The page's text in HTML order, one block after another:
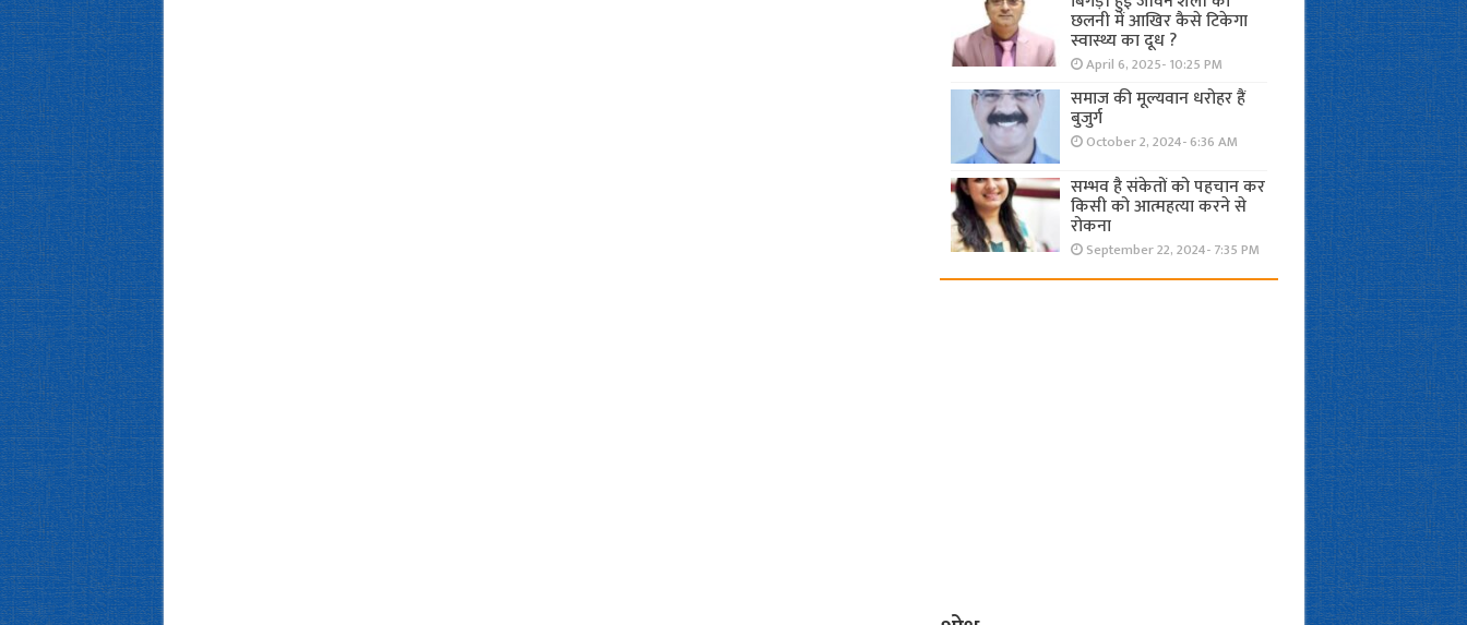
छलनी में आखिर कैसे टिकेगा
स्वास्थ्य का दूध ?
April 6, 2025- 10:25 PM
समाज की मूल्यवान धरोहर हैं
बुजुर्ग
October 2, 2024- 6:36 AM
सम्भव है संकेतों को पहचान कर
किसी को आत्महत्या करने से
रोकना
September 22, 2024- 7:35 PM